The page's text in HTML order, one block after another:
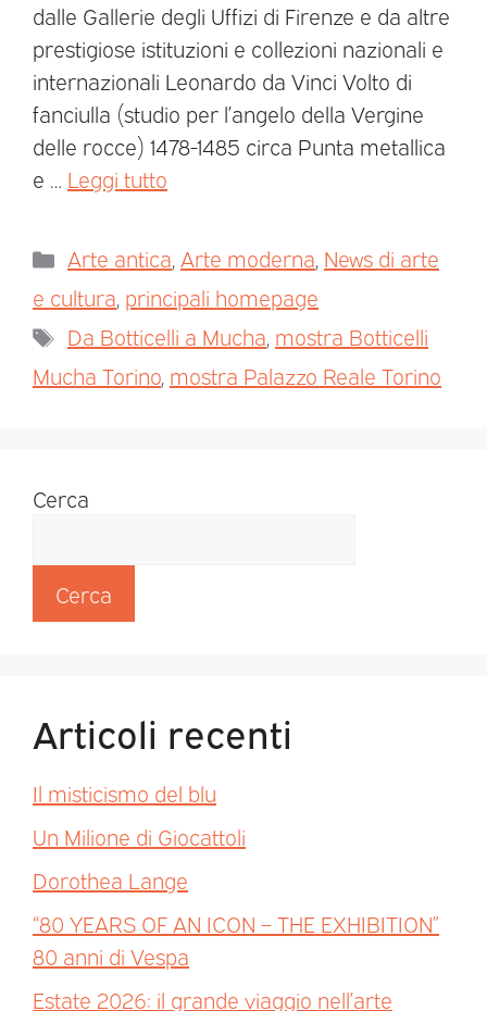
dalle Gallerie degli Uffizi di Firenze e da altre
prestigiose istituzioni e collezioni nazionali e
internazionali Leonardo da Vinci Volto di
fanciulla (studio per l’angelo della Vergine
delle rocce) 1478-1485 circa Punta metallica
e … Leggi tutto
Arte antica Arte moderna News di arte
e cultura principali homepage
Da Botticelli a Mucha mostra Botticelli
Mucha Torino mostra Palazzo Reale Torino
Cerca
Cerca
Articoli recenti
Il misticismo del blu
Un Milione di Giocattoli
Dorothea Lange
“80 YEARS OF AN ICON – THE EXHIBITION”
80 anni di Vespa
Estate 2026: il grande viaggio nell’arte